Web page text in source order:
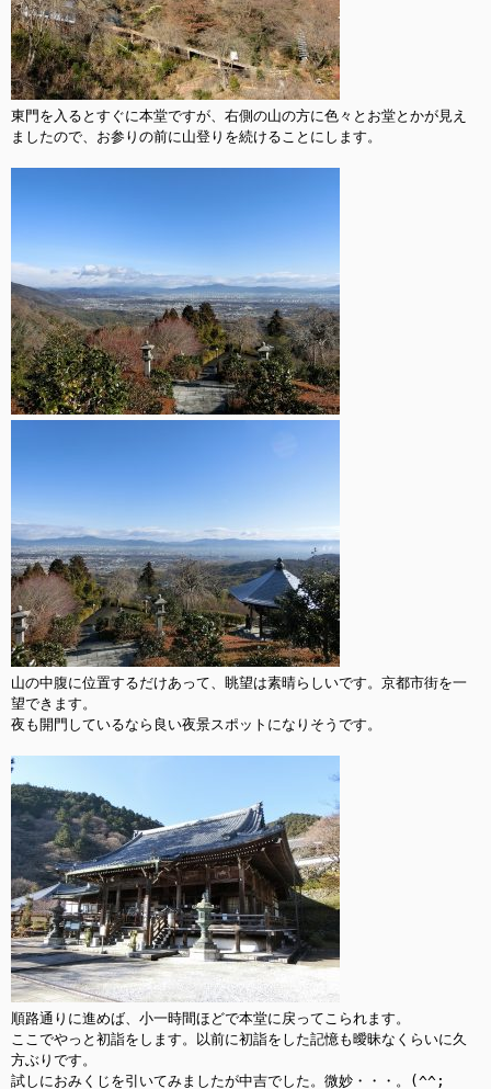
東門を入るとすぐに本堂ですが、右側の山の方に色々とお堂とかが見え
ましたので、お参りの前に山登りを続けることにします。
山の中腹に位置するだけあって、眺望は素晴らしいです。京都市街を一
望できます。
夜も開門しているなら良い夜景スポットになりそうです。
順路通りに進めば、小一時間ほどで本堂に戻ってこられます。
ここでやっと初詣をします。以前に初詣をした記憶も曖昧なくらいに久
方ぶりです。
試しにおみくじを引いてみましたが中吉でした。微妙・・・。(^^;